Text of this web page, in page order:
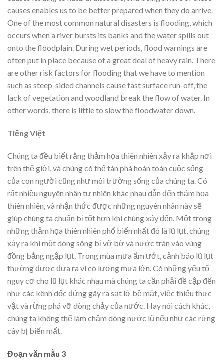
causes enables us to be better prepared when they do arrive.
One of the most common natural disasters is flooding, which
occurs when a river bursts its banks and the water spills out
onto the floodplain. During wet periods, flood warnings are
often put in place because of a great deal of heavy rain. There
are other risk factors for flooding that we have to mention
such as steep-sided channels cause fast surface run-off, the
lack of vegetation and woodland break the flow of water. In
other words, there is little to slow the floodwater down.
Tiếng Việt
Chúng ta đều biết rằng thảm họa thiên nhiên xảy ra khắp nơi
trên thế giới, và chúng có thể tàn phá hoàn toàn cuộc sống
của con người cũng như môi trường sống của chúng ta. Có
rất nhiều nguyên nhân tự nhiên khác nhau dẫn đến thảm họa
thiên nhiên, và nhận thức được những nguyên nhân này sẽ
giúp chúng ta chuẩn bị tốt hơn khi chúng xảy đến. Một trong
những thảm họa thiên nhiên phổ biến nhất đó là lũ lụt, chúng
xảy ra khi một dòng sông bị vỡ bờ và nước tràn vào vùng
đồng bằng ngập lụt. Trong mùa mưa ẩm ướt, cảnh báo lũ lụt
thường được đưa ra vì có lượng mưa lớn. Có những yếu tố
nguy cơ cho lũ lụt khác nhau mà chúng ta cần phải đề cập đến
như các kênh dốc đứng gây ra sạt lở bề mặt, việc thiếu thực
vật và rừng phá vỡ dòng chảy của nước. Hay nói cách khác,
chúng ta không thể làm chậm dòng nước lũ nếu như các rừng
cây bị biến mất.
Đoạn văn mẫu 3